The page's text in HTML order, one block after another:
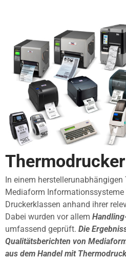
In einem
Mediaform
Druckerklassen anhand ihrer
Dabei wurden vor allem
umfassend geprüft. Die
Qualitätsberichten von
aus dem Handel mit